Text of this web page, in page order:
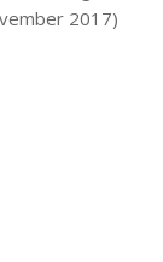
2017)